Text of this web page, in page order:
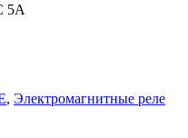
5A
, Электромагнитные реле